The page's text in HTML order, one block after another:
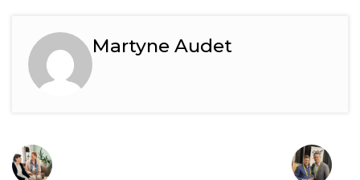
Martyne Audet